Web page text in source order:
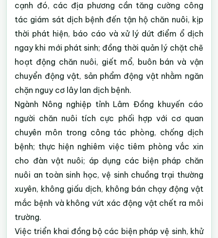
cạnh đó, các địa phương cần tăng cường công
tác giám sát dịch bệnh đến tận hộ chăn nuôi, kịp
thời phát hiện, báo cáo và xử lý dứt điểm ổ dịch
ngay khi mới phát sinh; đồng thời quản lý chặt chẽ
hoạt động chăn nuôi, giết mổ, buôn bán và vận
chuyển động vật, sản phẩm động vật nhằm ngăn
chặn nguy cơ lây lan dịch bệnh.
Ngành Nông nghiệp tỉnh Lâm Đồng khuyến cáo
người chăn nuôi tích cực phối hợp với cơ quan
chuyên môn trong công tác phòng, chống dịch
bệnh; thực hiện nghiêm việc tiêm phòng vắc xin
cho đàn vật nuôi; áp dụng các biện pháp chăn
nuôi an toàn sinh học, vệ sinh chuồng trại thường
xuyên, không giấu dịch, không bán chạy động vật
mắc bệnh và không vứt xác động vật chết ra môi
trường.
Việc triển khai đồng bộ các biện pháp vệ sinh, khử